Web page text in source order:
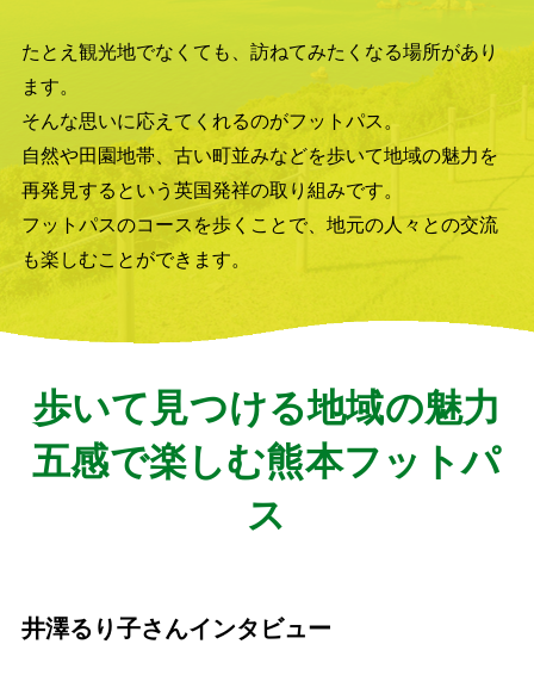
たとえ観光地でなくても、訪ねてみたくなる場所があり
ます。
そんな思いに応えてくれるのがフットパス。
自然や田園地帯、古い町並みなどを歩いて地域の魅力を
再発見するという英国発祥の取り組みです。
フットパスのコースを歩くことで、地元の人々との交流
も楽しむことができます。
歩いて見つける地域の魅力
五感で楽しむ熊本フットパ
ス
井澤るり子さんインタビュー